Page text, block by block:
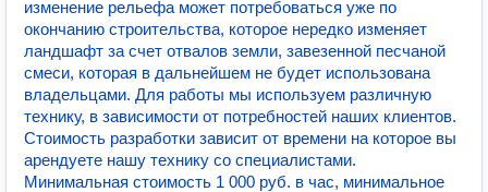
изменение рельефа может потребоваться уже по
окончанию строительства, которое нередко изменяет
ландшафт за счет отвалов земли, завезенной песчаной
смеси, которая в дальнейшем не будет использована
владельцами. Для работы мы используем различную
технику, в зависимости от потребностей наших клиентов.
Стоимость разработки зависит от времени на которое вы
арендуете нашу технику со специалистами.
Минимальная стоимость 1 000 руб. в час, минимальное